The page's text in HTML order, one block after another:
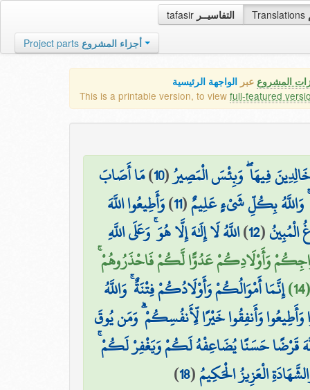
tafasir التفاسيــر Translations
Project parts أجزاء المشروع
المشروع عبر الواجهة الرئيسية
This is a printable version, to view full-featured
فِيهَا ۖ وَبِئْسَ الْمَصِيرُ(
10
)مَا أَصَابَ
وَاللَّهُ بِكُلِّ شَيْءٍ عَلِيمٌ(
11
)وَأَطِيعُوا اللَّهَ
الْمُبِينُ(
12
)اللَّهُ لَا إِلَٰهَ إِلَّا هُوَ ۚ وَعَلَى اللَّهِ
وَأَوْلَادِكُمْ عَدُوًّا لَّكُمْ فَاحْذَرُوهُمْ
إِنَّمَا أَمْوَالُكُمْ وَأَوْلَادُكُمْ فِتْنَةٌ ۚ وَاللَّهُ
وَأَطِيعُوا وَأَنفِقُوا خَيْرًا لِّأَنفُسِكُمْ ۗ وَمَن يُوقَ
قَرْضًا حَسَنًا يُضَاعِفْهُ لَكُمْ وَيَغْفِرْ لَكُمْ
الْعَزِيزُ الْحَكِيمُ(
18
)